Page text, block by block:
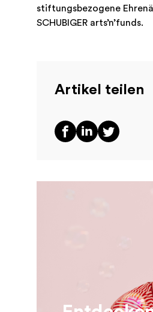
stiftungsbezogene
SCHUBIGER arts’n’funds.
Artikel teilen